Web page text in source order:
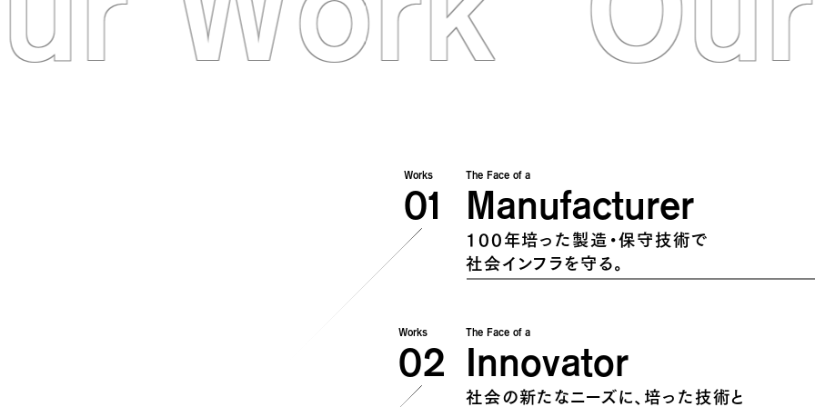
Works
01
100年培った製造・保守技術で
社会インフラを守る。
The Face of a
Manufacturer
Works
02
社会の新たなニーズに、培った技術と
The Face of a
Innovator